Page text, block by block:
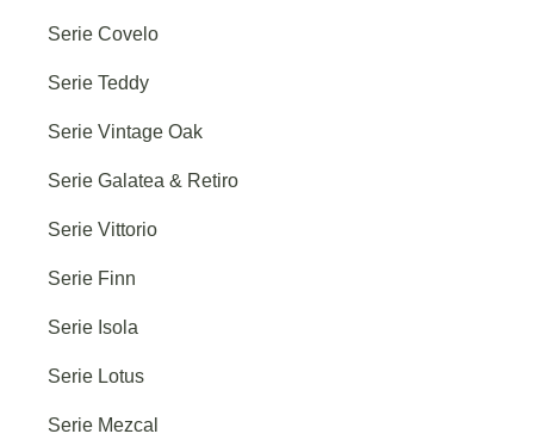
Serie Covelo
Serie Teddy
Serie Vintage Oak
Serie Galatea & Retiro
Serie Vittorio
Serie Finn
Serie Isola
Serie Lotus
Serie Mezcal